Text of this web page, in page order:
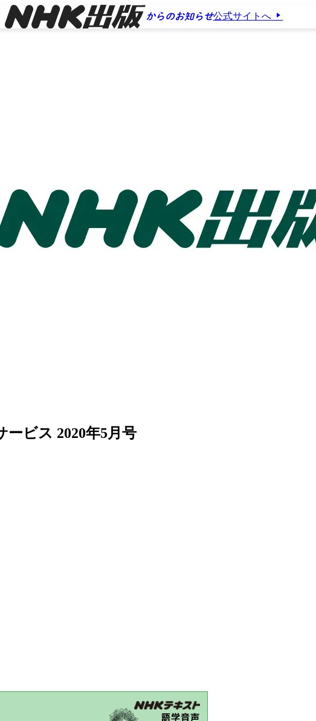
からのお知らせ公式サイトへ
ービス 2020年5月号